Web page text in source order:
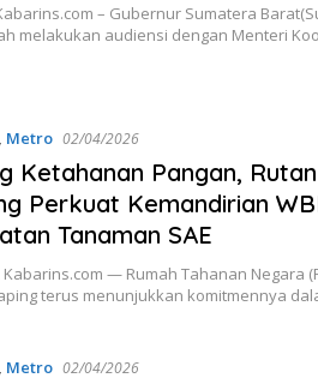
Kabarins.com – Gubernur Sumatera
melakukan audiensi dengan Menteri
, Metro 02/04/2026
Ketahanan Pangan,
Perkuat Kemandirian
Tanaman SAE
— Rumah Tahanan Negara
terus menunjukkan komitmennya
, Metro 02/04/2026